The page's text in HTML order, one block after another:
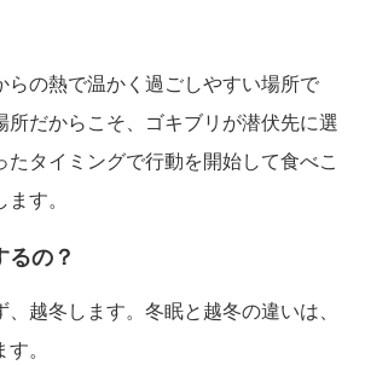
らの熱で温かく過ごしやすい場所で
所だからこそ、ゴキブリが潜伏先に選
たタイミングで行動を開始して食べこ
す。
るの？
、越冬します。冬眠と越冬の違いは、
。